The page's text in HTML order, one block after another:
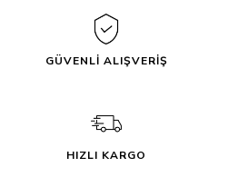
GÜVENLİ ALIŞVERİŞ
HIZLI KARGO